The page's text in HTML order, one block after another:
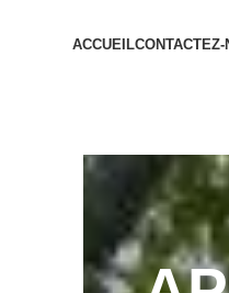
ACCUEILCONTACTEZ-